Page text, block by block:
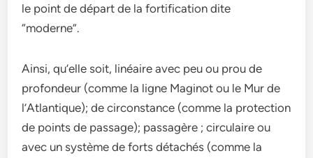
le point de départ de la fortification dite
“moderne”.
Ainsi, qu’elle soit, linéaire avec peu ou prou de
profondeur (comme la ligne Maginot ou le Mur de
l’Atlantique); de circonstance (comme la protection
de points de passage); passagère ; circulaire ou
avec un système de forts détachés (comme la